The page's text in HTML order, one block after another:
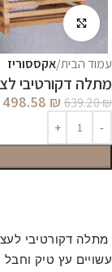
עמוד הבית אקססוריז
מתלה דקורטיבי
639.20₪
498.58 ₪
מתלה דקורטיבי
עשויים עץ טיק וחבל
לחץ להגדלה